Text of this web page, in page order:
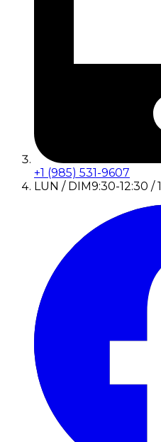
+1 (985) 531-9607
LUN / DIM9:30-12:30 /